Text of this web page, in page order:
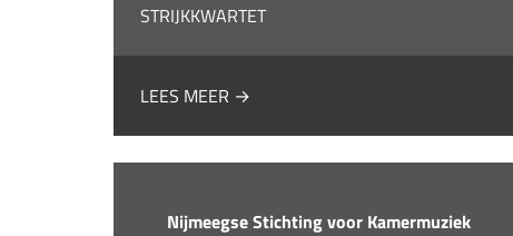
STRIJKKWARTET
LEES MEER →
Nijmeegse Stichting voor Kamermuziek